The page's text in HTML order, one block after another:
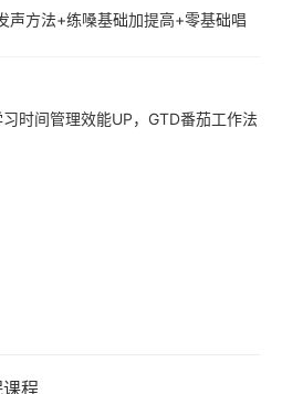
声方法+练嗓基础加提高+零基础唱
时间管理效能UP，GTD番茄工作法
程